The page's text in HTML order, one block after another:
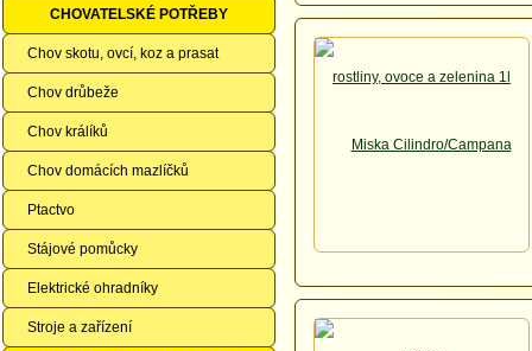
CHOVATELSKÉ POTŘEBY
Chov skotu, ovcí, koz a prasat
Chov drůbeže
Chov králíků
Chov domácích mazlíčků
Ptactvo
Stájové pomůcky
Elektrické ohradníky
Stroje a zařízení